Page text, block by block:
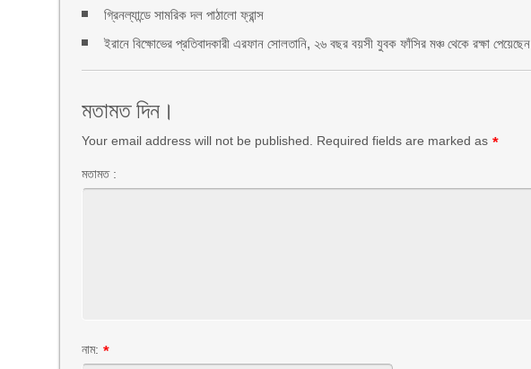
গ্রিনল্যান্ডে সামরিক দল পাঠালো ফ্রান্স
ইরানে বিক্ষোভের প্রতিবাদকারী এরফান সোলতানি, ২৬ বছর বয়সী যুবক ফাঁসির মঞ্চ থেকে রক্ষা পেয়েছেন
মতামত দিন।
Your email address will not be published. Required fields are marked as *
মতামত :
নাম: *